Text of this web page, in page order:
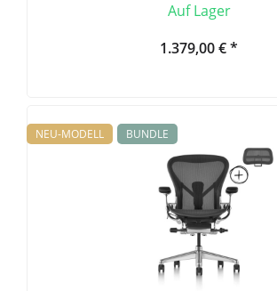
Auf Lager
1.379,00 € *
NEU-MODELL BUNDLE